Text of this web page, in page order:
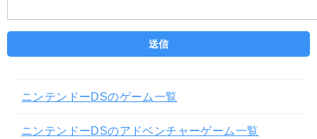
ニンテンドーDSのゲーム一覧
ニンテンドーDSのアドベンチャーゲーム一覧